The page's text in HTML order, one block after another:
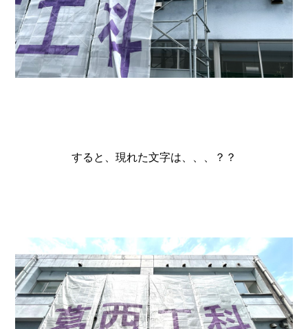
すると、現れた文字は、、、？？